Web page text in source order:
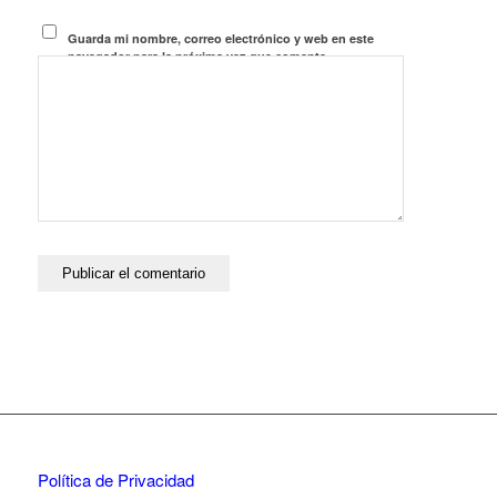
Guarda mi nombre, correo electrónico y web en este
navegador para la próxima vez que comente.
Política de Privacidad